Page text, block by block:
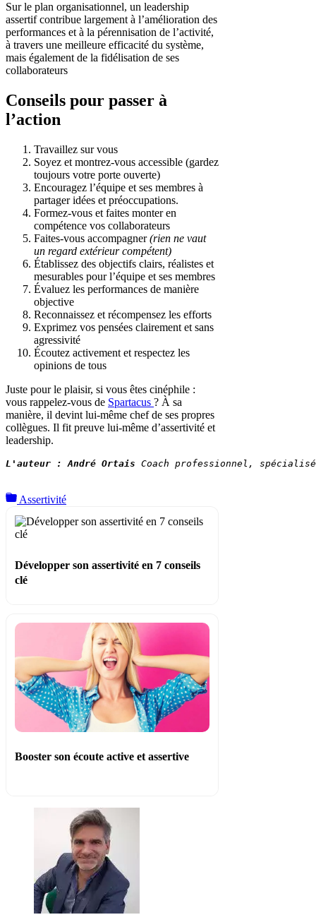
Sur le plan organisationnel, un leadership
assertif contribue largement à l’amélioration des
performances et à la pérennisation de l’activité,
à travers une meilleure efficacité du système,
mais également de la fidélisation de ses
collaborateurs
Conseils pour passer à
l’action
Travaillez sur vous
Soyez et montrez-vous accessible (gardez
toujours votre porte ouverte)
Encouragez l’équipe et ses membres à
partager idées et préoccupations.
Formez-vous et faites monter en
compétence vos collaborateurs
Faites-vous accompagner(rien ne vaut
un regard extérieur compétent)
Établissez des objectifs clairs, réalistes et
mesurables pour l’équipe et ses membres
Évaluez les performances de manière
objective
Reconnaissez et récompensez les efforts
Exprimez vos pensées clairement et sans
agressivité
Écoutez activement et respectez les
opinions de tous
Juste pour le plaisir, si vous êtes cinéphile :
vous rappelez-vous de Spartacus ? À sa
manière, il devint lui-même chef de ses propres
collègues. Il fit preuve lui-même d’assertivité et
leadership.
L'auteur : André Ortais Coach professionnel,
Assertivité
Développer son assertivité en 7 conseils
clé
Booster son écoute active et assertive